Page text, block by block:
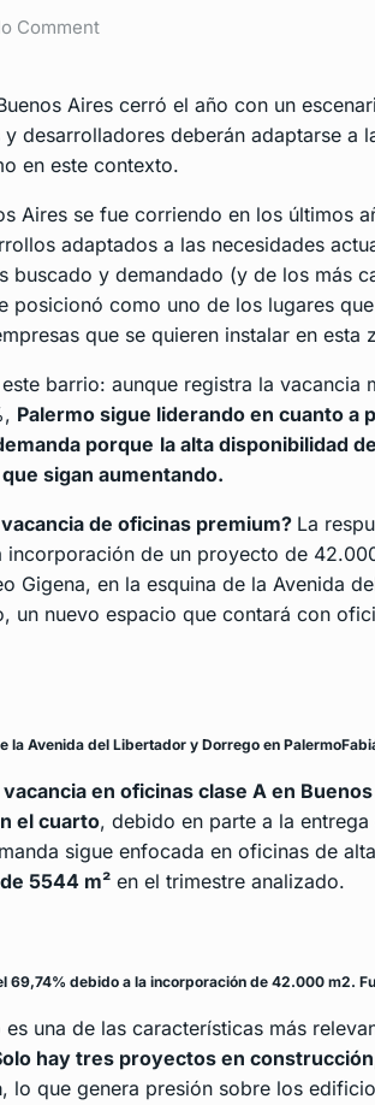
Comment
Aires cerró el año con un
desarrolladores deberán adaptarse a
en este contexto.
Aires se fue corriendo en los últimos
adaptados a las necesidades
buscado y demandado (y de los más
posicionó como uno de los lugares
que se quieren instalar en esta
barrio: aunque registra la vacancia
Palermo sigue liderando en cuanto a
porque la alta disponibilidad
sigan aumentando.
de oficinas premium? La
de un proyecto de
Gigena, en la esquina de la Avenida
un nuevo espacio que contará con
Avenida del Libertador y Dorrego en
vacancia en oficinas clase A en
el cuarto, debido en parte a la
sigue enfocada en oficinas de
5544 m² en el trimestre analizado.
69,74% debido a la incorporación de 42.000 m2.
una de las características más
hay tres proyectos en
, lo que genera presión sobre los